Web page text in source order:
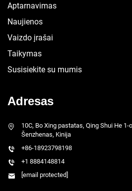
Aptarnavimas
Naujienos
Vaizdo įrašai
Taikymas
Susisiekite su mumis
Adresas
10C, Bo Xing pastatas, Qing Shui He
Šenzhenas, Kinija
+86-18923798198
+1 8884148814
[email protected]